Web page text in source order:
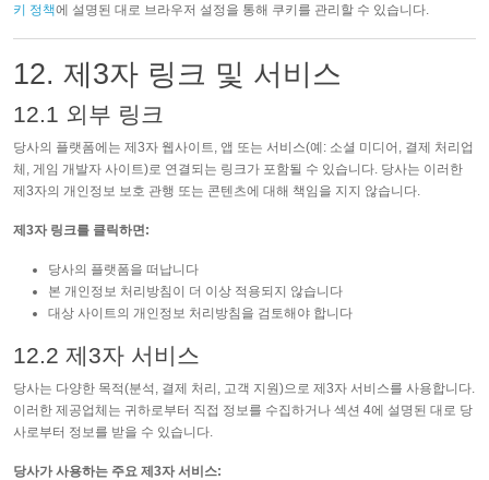
키 정책에 설명된 대로 브라우저 설정을 통해 쿠키를 관리할 수 있습니다.
12. 제3자 링크 및 서비스
12.1 외부 링크
당사의 플랫폼에는 제3자 웹사이트, 앱 또는 서비스(예: 소셜 미디어, 결제 처리업
체, 게임 개발자 사이트)로 연결되는 링크가 포함될 수 있습니다. 당사는 이러한
제3자의 개인정보 보호 관행 또는 콘텐츠에 대해 책임을 지지 않습니다.
제3자 링크를 클릭하면:
당사의 플랫폼을 떠납니다
본 개인정보 처리방침이 더 이상 적용되지 않습니다
대상 사이트의 개인정보 처리방침을 검토해야 합니다
12.2 제3자 서비스
당사는 다양한 목적(분석, 결제 처리, 고객 지원)으로 제3자 서비스를 사용합니다.
이러한 제공업체는 귀하로부터 직접 정보를 수집하거나 섹션 4에 설명된 대로 당
사로부터 정보를 받을 수 있습니다.
당사가 사용하는 주요 제3자 서비스: